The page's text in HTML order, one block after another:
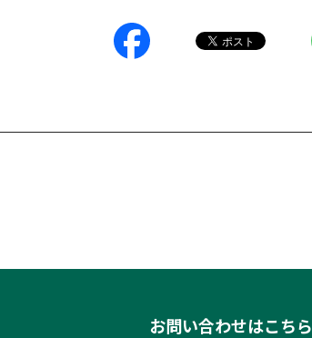
お問い合わせはこちら